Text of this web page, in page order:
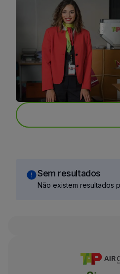
Sem resultados
Não existem resultados